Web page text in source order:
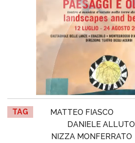
TAG MATTEO FIASCO
DANIELE ALLUTO
NIZZA MONFERRATO